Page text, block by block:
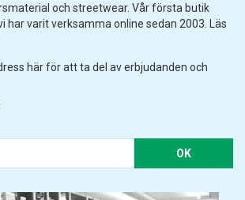
och streetwear. Vår första butik
har varit verksamma online sedan 2003. Läs
här för att ta del av erbjudanden och
OK